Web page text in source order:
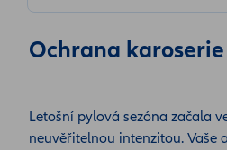
Ochrana karoserie
Letošní pylová sezóna začala
neuvěřitelnou intenzitou. Vaše